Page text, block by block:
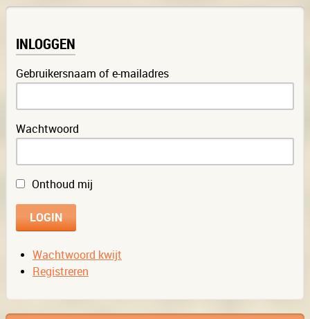
INLOGGEN
Gebruikersnaam of e-mailadres
Wachtwoord
Onthoud mij
Wachtwoord kwijt
Registreren